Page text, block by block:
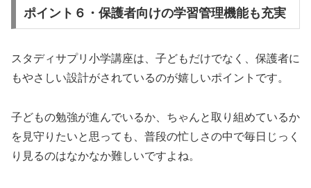
ポイント６・保護者向けの学習管理機能も充実
スタディサプリ小学講座は、子どもだけでなく、保護者に
もやさしい設計がされているのが嬉しいポイントです。
子どもの勉強が進んでいるか、ちゃんと取り組めているか
を見守りたいと思っても、普段の忙しさの中で毎日じっく
り見るのはなかなか難しいですよね。